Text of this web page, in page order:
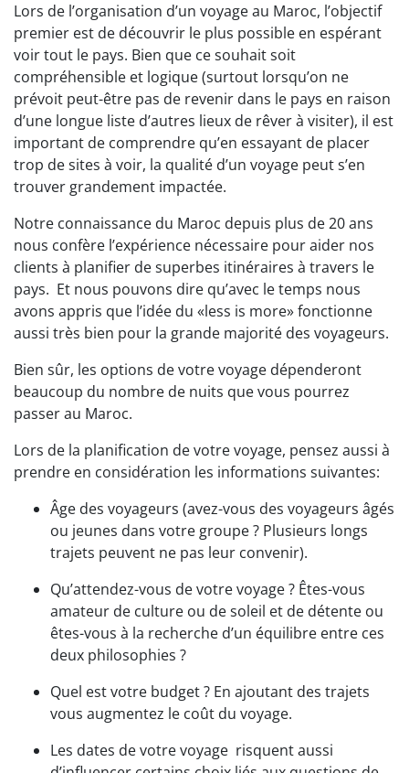
Lors de l’organisation d’un voyage au Maroc, l’objectif
premier est de découvrir le plus possible en espérant
voir tout le pays. Bien que ce souhait soit
compréhensible et logique (surtout lorsqu’on ne
prévoit peut-être pas de revenir dans le pays en raison
d’une longue liste d’autres lieux de rêver à visiter), il est
important de comprendre qu’en essayant de placer
trop de sites à voir, la qualité d’un voyage peut s’en
trouver grandement impactée.
Notre connaissance du Maroc depuis plus de 20 ans
nous confère l’expérience nécessaire pour aider nos
clients à planifier de superbes itinéraires à travers le
pays. Et nous pouvons dire qu’avec le temps nous
avons appris que l’idée du «less is more» fonctionne
aussi très bien pour la grande majorité des voyageurs.
Bien sûr, les options de votre voyage dépenderont
beaucoup du nombre de nuits que vous pourrez
passer au Maroc.
Lors de la planification de votre voyage, pensez aussi à
prendre en considération les informations suivantes:
Âge des voyageurs (avez-vous des voyageurs âgés
ou jeunes dans votre groupe ? Plusieurs longs
trajets peuvent ne pas leur convenir).
Qu’attendez-vous de votre voyage ? Êtes-vous
amateur de culture ou de soleil et de détente ou
êtes-vous à la recherche d’un équilibre entre ces
deux philosophies ?
Quel est votre budget ? En ajoutant des trajets
vous augmentez le coût du voyage.
Les dates de votre voyage risquent aussi